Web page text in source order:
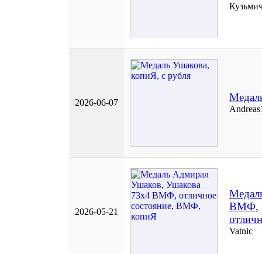
2026-06-07
2026-05-21
ВМФ,
Vatnic